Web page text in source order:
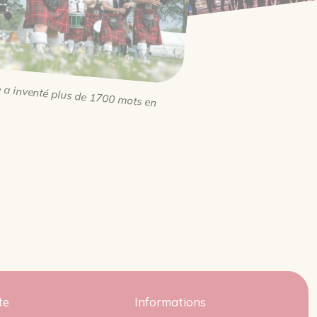
inventé plus de 1700 mots en
Informations